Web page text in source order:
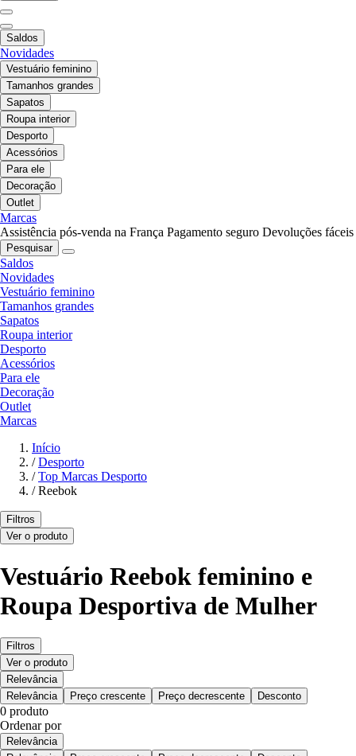
Saldos
Novidades
Vestuário feminino
Tamanhos grandes
Sapatos
Roupa interior
Desporto
Acessórios
Para ele
Decoração
Outlet
Marcas
Assistência pós-venda na França Pagamento seguro Devoluções fáceis
Pesquisar
Saldos
Novidades
Vestuário feminino
Tamanhos grandes
Sapatos
Roupa interior
Desporto
Acessórios
Para ele
Decoração
Outlet
Marcas
Início
/ Desporto
/ Top Marcas Desporto
/ Reebok
Filtros
Ver o produto
Vestuário Reebok feminino e
Roupa Desportiva de Mulher
Filtros
Ver o produto
Relevância
Relevância
Preço crescente Preço decrescente Desconto
0 produto
Ordenar por
Relevância